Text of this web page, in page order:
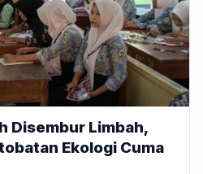
Disembur Limbah,
Ekologi Cuma